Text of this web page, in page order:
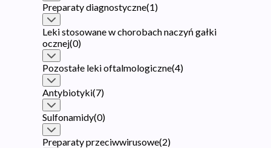
Preparaty diagnostyczne(1)
Leki stosowane w chorobach naczyń gałki
ocznej(0)
Pozostałe leki oftalmologiczne(4)
Antybiotyki(7)
Sulfonamidy(0)
Preparaty przeciwwirusowe(2)